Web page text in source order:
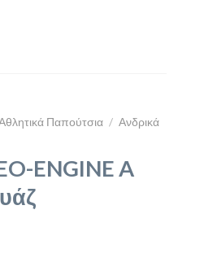
Παπούτσια / Ανδρικά
ENGINE A